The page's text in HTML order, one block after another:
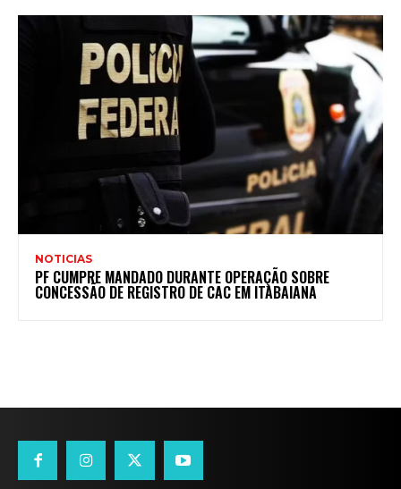
NOTICIAS
PF CUMPRE MANDADO DURANTE OPERAÇÃO SOBRE
CONCESSÃO DE REGISTRO DE CAC EM ITABAIANA